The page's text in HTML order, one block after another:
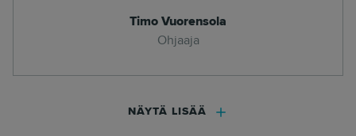
Timo Vuorensola
Ohjaaja
NÄYTÄ LISÄÄ